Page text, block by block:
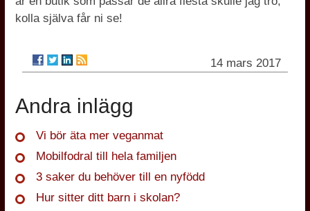
kolla själva får ni se!
14 mars 2017
Andra inlägg
Vi bör äta mer veganmat
Mobilfodral till hela familjen
3 saker du behöver till en nyfödd
Hur sitter ditt barn i skolan?